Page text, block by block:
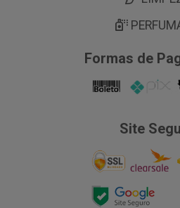
Formas de
Site